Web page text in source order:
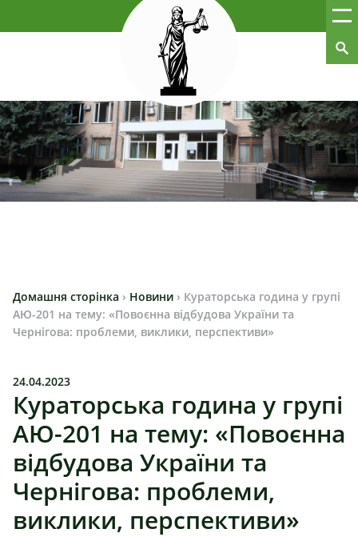
Домашня сторінка › Новини › Кураторська година у групі
АЮ-201 на тему: «Повоєнна відбудова України та
Чернігова: проблеми, виклики, перспективи»
24.04.2023
Кураторська година у групі
АЮ-201 на тему: «Повоєнна
відбудова України та
Чернігова: проблеми,
виклики, перспективи»